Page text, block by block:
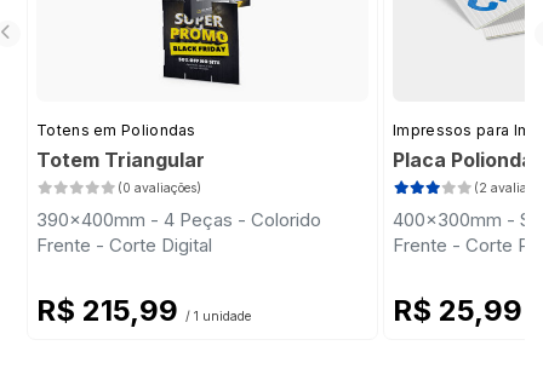
Totens em Poliondas
Totem Triangular
(0 avaliações)
390x400mm - 4 Peças - Colorido
Frente - Corte Digital
R$ 215,99 / 1 unidade
Impressos para
Placa Polionda
(2
400x300mm -
Frente - Corte
R$ 25,99